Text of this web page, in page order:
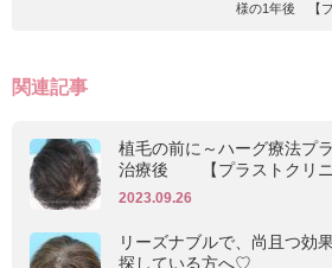
様の1年後 【プ
関連記事
植毛の前に～ハーグ療法
治療後 【プラストクリニ
2023.09.26
リーズナブルで、尚且つ効
探している方へ♡